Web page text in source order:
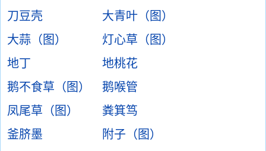
刀豆壳
大青叶（图）
大蒜（图）
灯心草（图）
地丁
地桃花
鹅不食草（图）
鹅喉管
凤尾草（图）
粪箕笃
釜脐墨
附子（图）